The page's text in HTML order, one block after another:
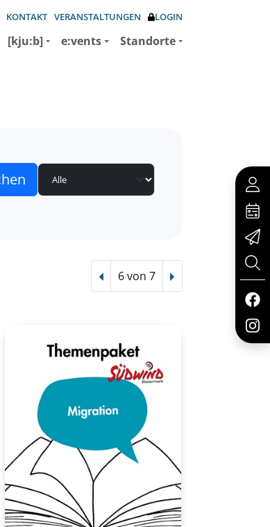
KONTAKT VERANSTALTUNGEN LOGIN
[kju:b] e:vents Standorte
Vorheriger Treffer
6 von 7 Nächster Treffer